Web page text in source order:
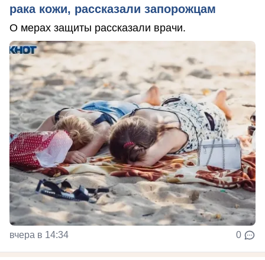
рака кожи, рассказали запорожцам
О мерах защиты рассказали врачи.
вчера в 14:34 0